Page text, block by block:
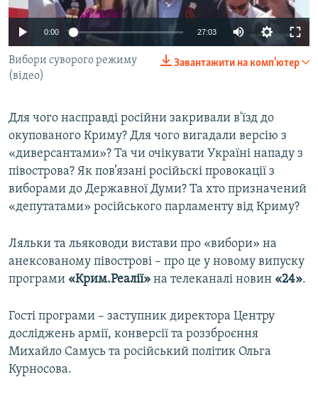
ВІДЕОУРОКИ «ELIFBE»
СВІДЧЕННЯ ОКУПАЦІЇ
УКРАЇНСЬКА ПРОБЛЕМА КРИМУ
Русский
Qırımtatar
Усі сайти RFE/RL
0:00 27:03
Завантажити на комп'ютер
Вибори суворого режиму
(відео)
Для чого насправді російни закривали в'їзд до
окупованого Криму? Для чого вигадали версію з
«диверсантами»? Та чи очікувати Україні нападу з
півострова? Як пов’язані російьскі провокації з
виборами до Державної Думи? Та хто призначений
«депутатами» російського парламенту від Криму?
Ляльки та льяководи вистави про «вибори» на
анексованому півострові – про це у новому випуску
програми «Крим.Реалії» на телеканалі новин «24».
Гості програми – заступник директора Центру
досліджень армії, конверсії та роззброєння
Михайло Самусь та російський політик Ольга
Курносова.